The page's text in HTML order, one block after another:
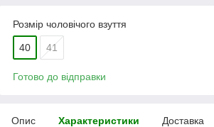
Розмір чоловічого взуття
40 41
Готово до відправки
Опис Характеристики Доставка